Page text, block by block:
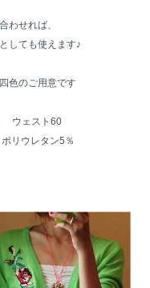
わせれば、
しても使えます♪
色のご用意です
ウェスト60
リウレタン5％